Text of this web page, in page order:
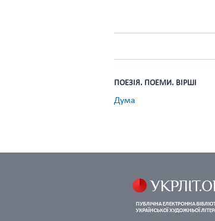
ПОЕЗІЯ. ПОЕМИ. ВІРШІ
Дума